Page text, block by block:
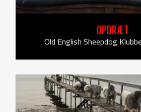
OPDRÆT
Old English Sheepdog